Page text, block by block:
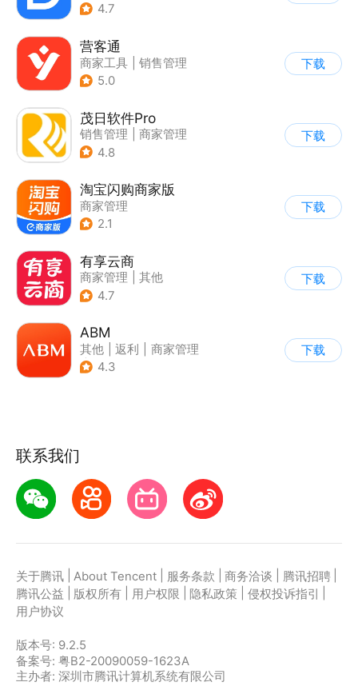
4.7
营客通
商家工具
销售管理
5.0
下载
茂日软件Pro
销售管理
商家管理
4.8
下载
淘宝闪购商家版
商家管理
2.1
下载
有享云商
商家管理
其他
4.7
下载
ABM
其他 返利
商家管理
| 海淘
4.3
下载
联系我们
关于腾讯 About Tencent 服务条款 商务洽谈 腾讯招聘
腾讯公益
版权所有 用户权限 隐私政策 侵权投诉指引
用户协议
版本号: 9.2.5
备案号: 粤B2-20090059-1623A
主办者: 深圳市腾讯计算机系统有限公司